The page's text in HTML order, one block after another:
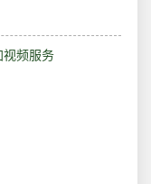
视频服务